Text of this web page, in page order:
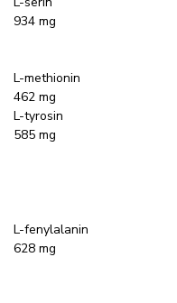
934 mg
L-methionin
462 mg
L-tyrosin
585 mg
L-fenylalanin
628 mg